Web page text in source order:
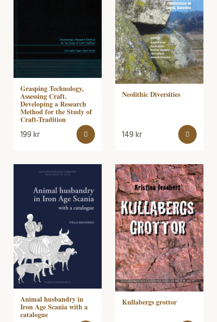
Grasping Technology,
Assessing Craft.
Developing a Research
Method for the Study of
Craft-Tradition
199kr
Neolithic Diversities
149kr
Animal husbandry in
Iron Age Scania with a
catalogue
Kullabergs grottor